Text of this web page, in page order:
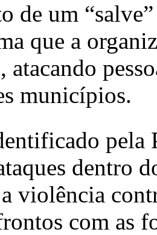
de um
que a
atacando
municípios.
pela
dentro
violência
com as